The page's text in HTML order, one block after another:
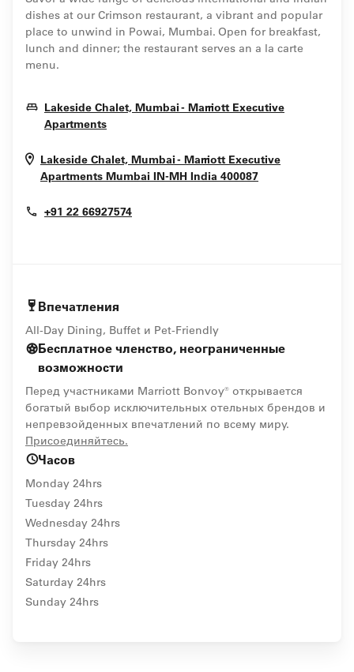
dishes at our Crimson restaurant, a vibrant and popular
place to unwind in Powai, Mumbai. Open for breakfast,
lunch and dinner; the restaurant serves an a la carte
menu.
Lakeside Chalet, Mumbai - Marriott Executive
ApartmentsOpens In New Window
Lakeside Chalet, Mumbai - Marriott Executive
Apartments Mumbai IN-MH India 400087Opens In New
+91 22 66927574
Впечатления
All-Day Dining, Buffet и Pet-Friendly
Бесплатное членство, неограниченные
возможности
Перед участниками Marriott Bonvoy® открывается
богатый выбор исключительных отельных брендов и
непревзойденных впечатлений по всему миру.
Присоединяйтесь.
Часов
Monday 24hrs
Tuesday 24hrs
Wednesday 24hrs
Thursday 24hrs
Friday 24hrs
Saturday 24hrs
Sunday 24hrs